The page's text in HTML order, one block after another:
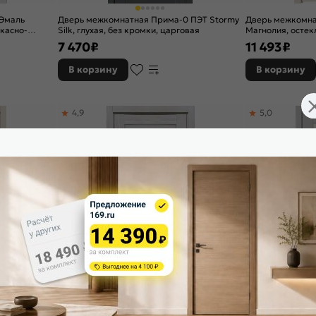
Дверь межкомнатная Прима-0 ПЭТ Stormy
Silk, глухая, без кромки, царговая
7 470₽
В корзину
Дверь
Магнолия,
кромки, царговая
11 493₽
В корзину
ПВХ
Дверь межкомнатная Х-1 Экошпон Белая
4,9
Дверь
5,0